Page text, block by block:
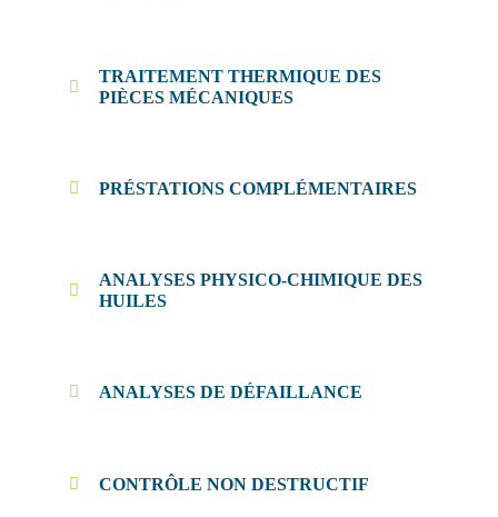
TRAITEMENT THERMIQUE DES
PIÈCES MÉCANIQUES
PRÉSTATIONS COMPLÉMENTAIRES
ANALYSES PHYSICO-CHIMIQUE DES
HUILES
ANALYSES DE DÉFAILLANCE
CONTRÔLE NON DESTRUCTIF